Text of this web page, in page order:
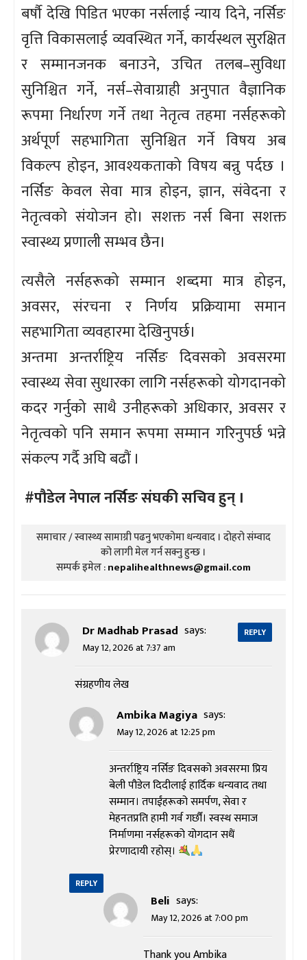
बर्षौ देखि पिडित भएका नर्सलाई न्याय दिने, नर्सिङ
वृत्ति विकासलाई व्यवस्थित गर्ने, कार्यस्थल सुरक्षित
र सम्मानजनक बनाउने, उचित तलब–सुविधा
सुनिश्चित गर्ने, नर्स–सेवाग्राही अनुपात वैज्ञानिक
रूपमा निर्धारण गर्ने तथा नेतृत्व तहमा नर्सहरूको
अर्थपूर्ण सहभागिता सुनिश्चित गर्ने विषय अब
विकल्प होइन, आवश्यकताको विषय बन्नु पर्दछ ।
नर्सिङ केवल सेवा मात्र होइन, ज्ञान, संवेदना र
नेतृत्वको संयोजन हो। सशक्त नर्स बिना सशक्त
स्वास्थ्य प्रणाली सम्भव छैन।
त्यसैले नर्सहरूको सम्मान शब्दमा मात्र होइन,
अवसर, संरचना र निर्णय प्रक्रियामा समान
सहभागिता व्यवहारमा देखिनुपर्छ।
अन्तमा अन्तर्राष्ट्रिय नर्सिङ दिवसको अवसरमा
स्वास्थ्य सेवा सुधारका लागि नर्सहरूको योगदानको
कदर गर्नुको साथै उनीहरूको अधिकार, अवसर र
नेतृत्वको पनि समान रूपमा सम्मान गरिनुपर्छ भन्ने
संकल्प गर्दै अघि बढौं ।
#पौडेल नेपाल नर्सिङ संघकी सचिव हुन् ।
समाचार / स्वास्थ्य सामाग्री पढनु भएकोमा धन्यवाद । दोहरो संम्वाद
को लागी मेल गर्न सक्नु हुन्छ ।
सम्पर्क इमेल :nepalihealthnews@gmail.com
Dr Madhab Prasad says:
May 12, 2026 at 7:37 am
संग्रहणीय लेख
REPLY
Ambika Magiya says:
May 12, 2026 at 12:25 pm
अन्तर्राष्ट्रिय नर्सिङ दिवसको अवसरमा प्रिय
बेली पौडेल दिदीलाई हार्दिक धन्यवाद तथा
सम्मान। तपाईंहरूको समर्पण, सेवा र
मेहनतप्रति हामी गर्व गर्छौं। स्वस्थ समाज
निर्माणमा नर्सहरूको योगदान सधैं
प्रेरणादायी रहोस्।
REPLY
Beli says:
May 12, 2026 at 7:00 pm
Thank you Ambika